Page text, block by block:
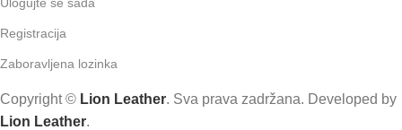
Registracija
Zaboravljena lozinka
Copyright © Lion Leather. Sva prava zadržana. Developed by
Lion Leather.